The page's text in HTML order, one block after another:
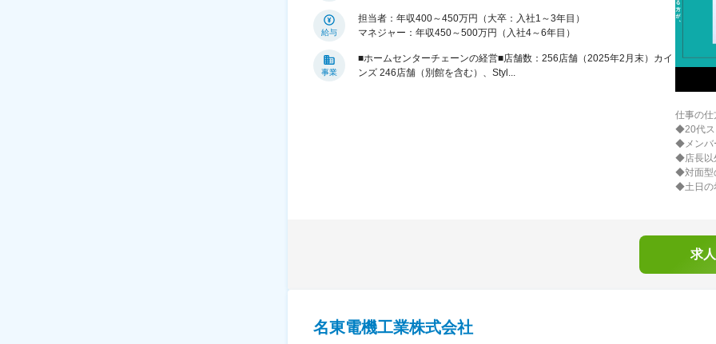
給与
担当者：年収400～450万円（大卒：入社1～3年目）
マネジャー：年収450～500万円（入社4～6年目）
事業
■ホームセンターチェーンの経営■店舗数：256店舗（2025年2月末）カイ
ンズ 246店舗（別館を含む）、Styl...
仕事の仕
◆20代ス
◆メンバ
◆店長以
◆対面型
◆土日の
求
名東電機工業株式会社